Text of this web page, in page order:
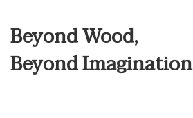
Beyond Wood,
Beyond Imagination